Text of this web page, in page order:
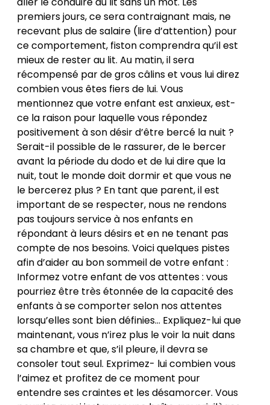
premiers jours, ce sera contraignant mais, ne
recevant plus de salaire (lire d’attention) pour
ce comportement, fiston comprendra qu’il est
mieux de rester au lit. Au matin, il sera
récompensé par de gros câlins et vous lui direz
combien vous êtes fiers de lui. Vous
mentionnez que votre enfant est anxieux, est-
ce la raison pour laquelle vous répondez
positivement à son désir d’être bercé la nuit ?
Serait-il possible de le rassurer, de le bercer
avant la période du dodo et de lui dire que la
nuit, tout le monde doit dormir et que vous ne
le bercerez plus ? En tant que parent, il est
important de se respecter, nous ne rendons
pas toujours service à nos enfants en
répondant à leurs désirs et en ne tenant pas
compte de nos besoins. Voici quelques pistes
afin d’aider au bon sommeil de votre enfant :
Informez votre enfant de vos attentes : vous
pourriez être très étonnée de la capacité des
enfants à se comporter selon nos attentes
lorsqu’elles sont bien définies… Expliquez-lui que
maintenant, vous n’irez plus le voir la nuit dans
sa chambre et que, s’il pleure, il devra se
consoler tout seul. Exprimez- lui combien vous
l’aimez et profitez de ce moment pour
entendre ses craintes et les désamorcer. Vous